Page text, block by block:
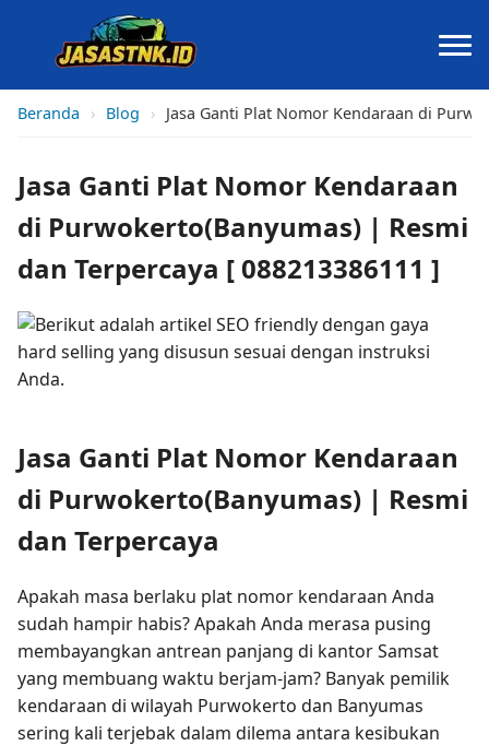
Beranda › Blog › Jasa Ganti Plat Nomor Kendaraan di
Jasa Ganti Plat Nomor Kendaraan
di Purwokerto(Banyumas) | Resmi
dan Terpercaya [ 088213386111 ]
Jasa Ganti Plat Nomor Kendaraan
di Purwokerto(Banyumas) | Resmi
dan Terpercaya
Apakah masa berlaku plat nomor kendaraan Anda
sudah hampir habis? Apakah Anda merasa pusing
membayangkan antrean panjang di kantor Samsat
yang membuang waktu berjam-jam? Banyak pemilik
kendaraan di wilayah Purwokerto dan Banyumas
sering kali terjebak dalam dilema antara kesibukan